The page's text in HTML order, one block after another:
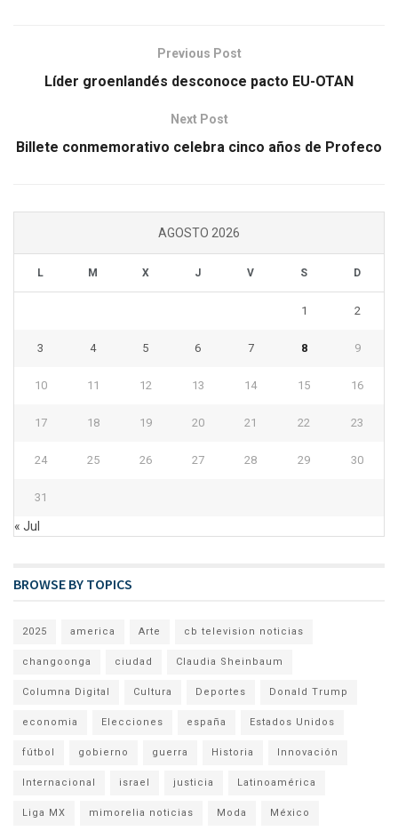
Previous Post
Líder groenlandés desconoce pacto EU-OTAN
Next Post
Billete conmemorativo celebra cinco años de Profeco
AGOSTO 2026
L M X J V S D
1 2
3 4 5 6 7 8 9
10 11 12 13 14 15 16
17 18 19 20 21 22 23
24 25 26 27 28 29 30
31
« Jul
BROWSE BY TOPICS
2025 america Arte cb television noticias
changoonga ciudad Claudia Sheinbaum
Columna Digital Cultura Deportes Donald Trump
economia Elecciones españa Estados Unidos
fútbol gobierno guerra Historia Innovación
Internacional israel justicia Latinoamérica
Liga MX mimorelia noticias Moda México